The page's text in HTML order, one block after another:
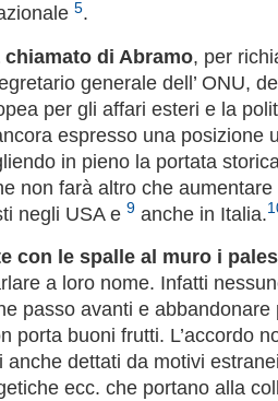
5.
chiamato di Abramo, per
generale dell’ ONU,
per gli affari esteri e la
espresso una posizione
in pieno la portata
non farà altro che
negli USA e 9 anche in Italia.
con le spalle al muro i
a loro nome. Infatti
passo avanti e
porta buoni frutti. L’accordo
anche dettati da motivi
ecc. che portano alla